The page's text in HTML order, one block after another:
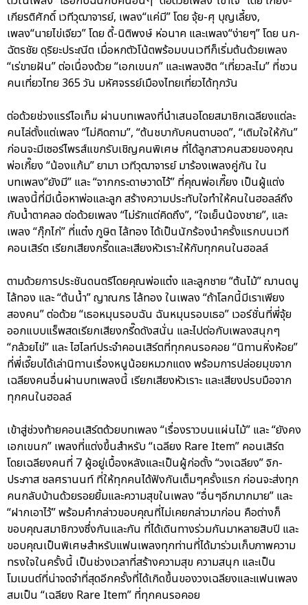
เกียรติศักดิ์ เวทีวุฒาจารย์, เพลง“แค่มี” โดย จุ้ย-ศุ บุญเลี้ยง,
เพลง“นายไข่เจียว” โดย ดี้-นิติพงษ์ ห่อนาค และเพลง“ง่ายๆ” โดย นก-
ฉัตรชัย ดุริยะประณีต เมื่อหกตัวโน้ตพร้อมบนเวทีก็เริ่มต้นด้วยเพลง
“เร่ขายฝัน” ต่อเนื่องด้วย “เอกเขนก” และเพลงฮิต “เที่ยวละไม” ที่ชวน
คนเที่ยวไทย 365 วัน มหัศจรรย์เมืองไทยเที่ยวได้ทุกวัน
ต่อด้วยช่วงแรร์ไอเท็ม ผ่านบทเพลงที่นำเสนอโดยสมาชิกเฉลียงแต่ละ
คนไล่ตั้งแต่เพลง “ไม่คิดถาม”, “ต้นชบากับคนตาบอด”, “เติมใจให้กัน”
ก่อนจะมีเซอร์ไพรส์แขกรับเชิญคนพิเศษ ที่ได้ลูกสาวคนสวยของคุณ
พ่อเกี๊ยง “น้องแก้ม” ยามา เวทีวุฒาจารย์ มาร้องเพลงคู่กัน ใน
บทเพลง“ยังมี” และ “จากกระดาษวาดไว้” ที่คุณพ่อเกี๊ยง เป็นผู้แต่ง
เพลงนี้ที่มีเนื้อหาพ่อและลูก สร้างความประทับใจทำให้คนในฮอลล์ถึง
กับน้ำตาคลอ ต่อด้วยเพลง “ไม่รักแต่คิดถึง”, “ใจเย็นน้องชาย”, และ
เพลง “กุ๊กไก่” ที่แต๋ง ภูษิต ไล้ทอง ได้เป็นนักร้องนำครั้งแรกบนเวที
คอนเสิร์ต เรียกเสียงกรี๊ดและเสียงหัวเราะให้กับทุกคนในฮอลล์
ตามด้วยการประชันดนตรีโดยคุณพ่อแต๋ง และลูกชาย “ต้นไม้” ฌานดนู
ไล้ทอง และ “ต้นน้ำ” ญาณกร ไล้ทอง ในเพลง “ถ้าโลกนี้มีเราเพียง
สองคน” ต่อด้วย “เธอหมุนรอบฉัน ฉันหมุนรอบเธอ” เวอร์ชั่นที่พี่จุ้ย
ออกแบบแร็พสดเรียกเสียงกรี๊ดดังสนั่น และไปต่อกับเพลงสนุกๆ
“กล้วยไข่” และ ไฮไลท์ประจำคอนเสิร์ตที่ทุกคนรอคอย “นิทานหิ่งห้อย”
ที่พี่เจี๊ยบได้เล่านิทานเรื่องหนูน้อยหมวกแดง พร้อมการปล่อยมุขจาก
เฉลียงคนอื่นผ่านบทเพลงนี้ เรียกเสียงหัวเราะ และเสียงปรบมือจาก
ทุกคนในฮอลล์
เข้าสู่ช่วงท้ายคอนเสิร์ตด้วยบทเพลง “เรื่องราวบนแผ่นไม้” และ “ยังคง
เอกเขนก” เพลงที่แต่งขึ้นสำหรับ “เฉลียง Rare Item” คอนเสิร์ต
โดยเฉลียงคนที่ 7 ผู้อยู่เบื้องหลังและเป็นผู้ก่อตั้ง “วงเฉลียง” จิก-
ประภาส ชลศรานนท์ ที่ให้ทุกคนได้ฟังกันเต็มๆครั้งแรก ก่อนจะส่งทุก
คนกลับบ้านด้วยรอยยิ้มและความสุขในเพลง “อื่นๆอีกมากมาย” และ
“ฝากเอาไว้” พร้อมคำกล่าวขอบคุณที่ไม่เคยกล่าวมาก่อน คือต่างก็
ขอบคุณสมาชิกวงซึ่งกันและกัน ที่ได้เดินทางร่วมกันมาหลายสิบปี และ
ขอบคุณเป็นพิเศษสำหรับแฟนเพลงทุกท่านที่ได้มาร่วมเก็บภาพความ
ทรงใจในครั้งนี้ เป็นช่วงเวลาที่สร้างความสุข ความสนุก และเป็น
โมเมนต์ที่น่าจดจำที่สุดอีกครั้งที่ได้เกิดขึ้นของวงเฉลียงและแฟนเพลง
สมเป็น “เฉลียง Rare Item” ที่ทุกคนรอคอย